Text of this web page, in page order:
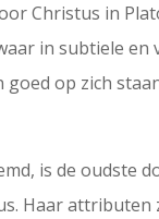
Christus in
in subtiele
goed op zich
is de oudste
Haar